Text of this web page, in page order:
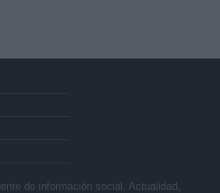
de información social. Actualidad,